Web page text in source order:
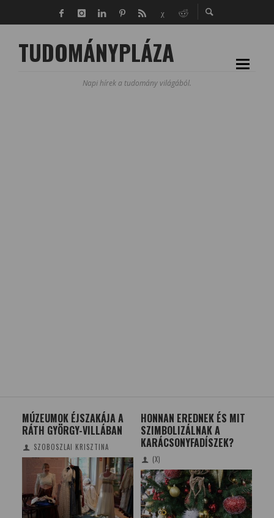
TUDOMÁNYPLÁZA
Napi hírek a tudomány világából.
MÚZEUMOK ÉJSZAKÁJA A
RÁTH GYÖRGY-VILLÁBAN
SZOBOSZLAI KRISZTINA
HONNAN EREDNEK ÉS MIT
SZIMBOLIZÁLNAK A
KARÁCSONYFADÍSZEK?
(X)